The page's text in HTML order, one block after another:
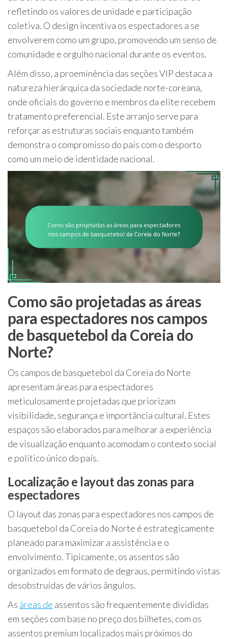
refletindo os valores de unidade e participação
coletiva. O design incentiva os espectadores a se
envolverem como um grupo, promovendo um senso de
comunidade e orgulho nacional durante os eventos.
Além disso, a proeminência das seções VIP destaca a
natureza hierárquica da sociedade norte-coreana,
onde oficiais do governo e membros da elite recebem
tratamento preferencial. Este arranjo serve para
reforçar as estruturas sociais enquanto também
demonstra o compromisso do país com o desporto
como um meio de identidade nacional.
Como são projetadas as áreas
para espectadores nos campos
de basquetebol da Coreia do
Norte?
Os campos de basquetebol da Coreia do Norte
apresentam áreas para espectadores
meticulosamente projetadas que priorizam
visibilidade, segurança e importância cultural. Estes
espaços são elaborados para melhorar a experiência
de visualização enquanto acomodam o contexto social
e político único do país.
Localização e layout das zonas para
espectadores
O layout das zonas para espectadores nos campos de
basquetebol da Coreia do Norte é estrategicamente
planeado para maximizar a assistência e o
envolvimento. Tipicamente, os assentos são
organizados em formato de degraus, permitindo vistas
desobstruídas de vários ângulos.
As áreas de assentos são frequentemente divididas
em seções com base no preço dos bilhetes, com os
assentos premium localizados mais próximos do